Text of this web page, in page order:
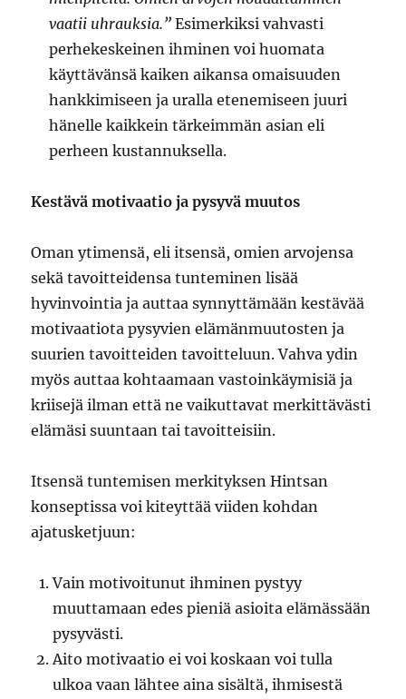
vaatii uhrauksia.” Esimerkiksi vahvasti
perhekeskeinen ihminen voi huomata
käyttävänsä kaiken aikansa omaisuuden
hankkimiseen ja uralla etenemiseen juuri
hänelle kaikkein tärkeimmän asian eli
perheen kustannuksella.
Kestävä motivaatio ja pysyvä muutos
Oman ytimensä, eli itsensä, omien arvojensa
sekä tavoitteidensa tunteminen lisää
hyvinvointia ja auttaa synnyttämään kestävää
motivaatiota pysyvien elämänmuutosten ja
suurien tavoitteiden tavoitteluun. Vahva ydin
myös auttaa kohtaamaan vastoinkäymisiä ja
kriisejä ilman että ne vaikuttavat merkittävästi
elämäsi suuntaan tai tavoitteisiin.
Itsensä tuntemisen merkityksen Hintsan
konseptissa voi kiteyttää viiden kohdan
ajatusketjuun:
Vain motivoitunut ihminen pystyy
muuttamaan edes pieniä asioita elämässään
pysyvästi.
Aito motivaatio ei voi koskaan voi tulla
ulkoa vaan lähtee aina sisältä, ihmisestä